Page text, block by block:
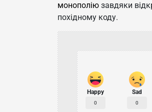
монополію завдяки
похідному коду.
Happy
0
Sad
0